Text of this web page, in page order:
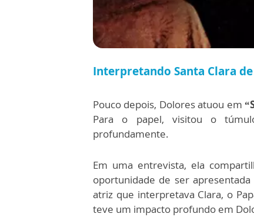
Interpretando Santa Clara de
Pouco depois, Dolores atuou em
Para o papel, visitou o
profundamente.
Em uma entrevista, ela
oportunidade de ser apresentada
atriz que interpretava Clara, o
teve um impacto profundo em